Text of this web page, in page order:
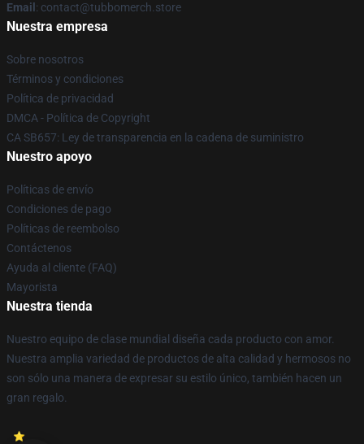
Email : contact@tubbomerch.store
Nuestra empresa
Sobre nosotros
Términos y condiciones
Política de privacidad
DMCA - Política de Copyright
CA SB657: Ley de transparencia en la cadena de suministro
Nuestro apoyo
Políticas de envío
Condiciones de pago
Políticas de reembolso
Contáctenos
Ayuda al cliente (FAQ)
Mayorista
Nuestra tienda
Nuestro equipo de clase mundial diseña cada producto con amor.
Nuestra amplia variedad de productos de alta calidad y hermosos no
son sólo una manera de expresar su estilo único, también hacen un
gran regalo.